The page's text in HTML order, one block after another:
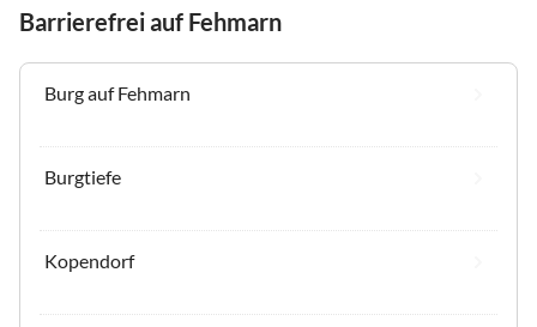
Barrierefrei auf Fehmarn
Burg auf Fehmarn
Burgtiefe
Kopendorf